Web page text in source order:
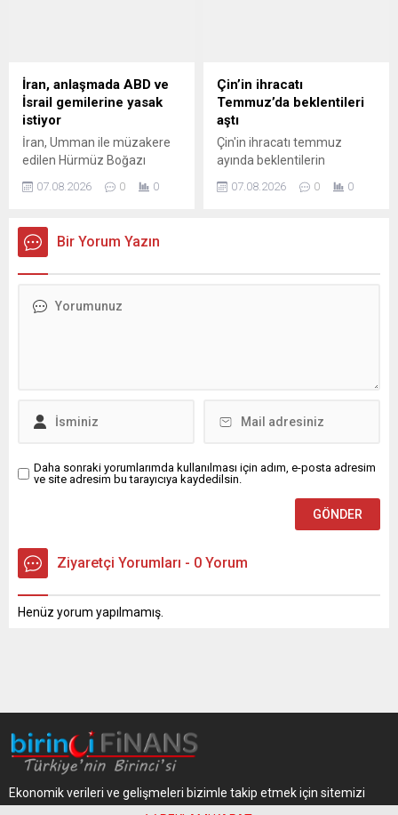
İran, anlaşmada ABD ve
İsrail gemilerine yasak
istiyor
İran, Umman ile müzakere
edilen Hürmüz Boğazı
ve İsrail'e ait gemilerin
yasaklamayı ve "düşman
ülkelerden" geçiş izni
07.08.2026 0 0
Çin’in ihracatı
Temmuz’da beklentileri
aştı
Çin'in ihracatı temmuz
ayında beklentilerin
07.08.2026 0 0
Bir Yorum Yazın
Daha sonraki yorumlarımda kullanılması için adım, e-posta adresim
ve site adresim bu tarayıcıya kaydedilsin.
Ziyaretçi Yorumları - 0 Yorum
Henüz yorum yapılmamış.
Ekonomik verileri ve gelişmeleri bizimle takip etmek için sitemizi